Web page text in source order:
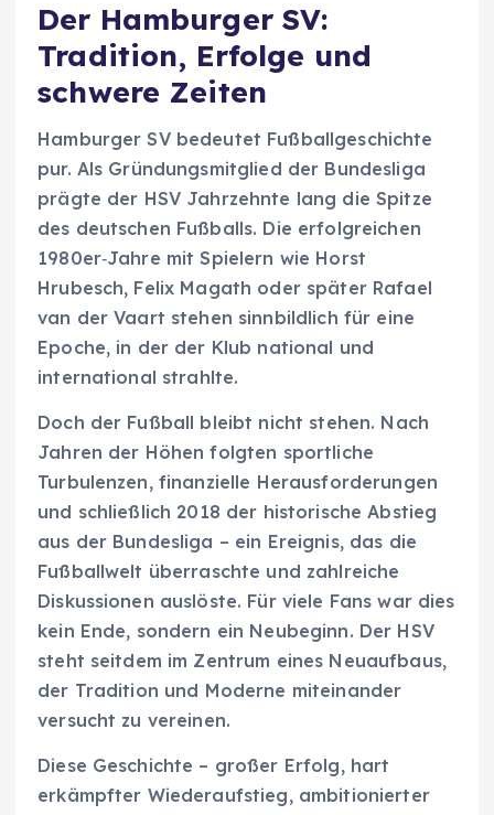
Der Hamburger SV:
Tradition, Erfolge und
schwere Zeiten
Hamburger SV bedeutet Fußballgeschichte
pur. Als Gründungsmitglied der Bundesliga
prägte der HSV Jahrzehnte lang die Spitze
des deutschen Fußballs. Die erfolgreichen
1980er‑Jahre mit Spielern wie Horst
Hrubesch, Felix Magath oder später Rafael
van der Vaart stehen sinnbildlich für eine
Epoche, in der der Klub national und
international strahlte.
Doch der Fußball bleibt nicht stehen. Nach
Jahren der Höhen folgten sportliche
Turbulenzen, finanzielle Herausforderungen
und schließlich 2018 der historische Abstieg
aus der Bundesliga – ein Ereignis, das die
Fußballwelt überraschte und zahlreiche
Diskussionen auslöste. Für viele Fans war dies
kein Ende, sondern ein Neubeginn. Der HSV
steht seitdem im Zentrum eines Neuaufbaus,
der Tradition und Moderne miteinander
versucht zu vereinen.
Diese Geschichte – großer Erfolg, hart
erkämpfter Wiederaufstieg, ambitionierter